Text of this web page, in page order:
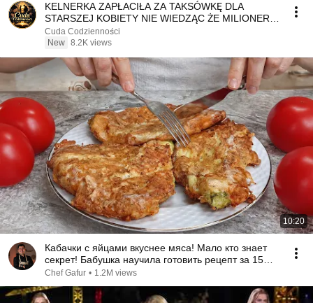
KELNERKA ZAPŁACIŁA ZA TAKSÓWKĘ DLA
STARSZEJ KOBIETY NIE WIEDZĄC ŻE MILIONER
PATRZY
Cuda Codzienności
New 8.2K views
10:20
Кабачки с яйцами вкуснее мяса! Мало кто знает
секрет! Бабушка научила готовить рецепт за 15
минут
Chef Gafur • 1.2M views